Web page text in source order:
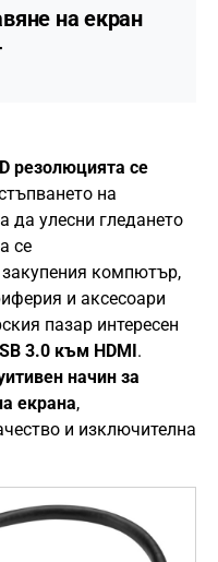
на екран
резолюцията се
на
улесни гледането
се
компютър,
и аксесоари
пазар интересен
3.0 към HDMI.
начин за
екрана,
и изключителна